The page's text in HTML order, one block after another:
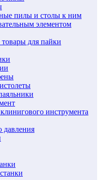
пилы и столы к ним
элементом
для пайки
инструмента
давления